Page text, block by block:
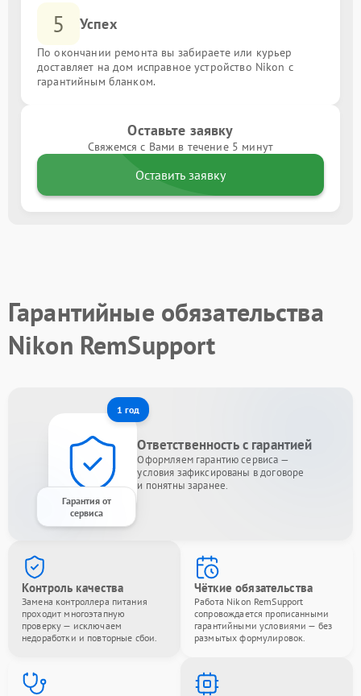
5 Успех
По окончании ремонта вы забираете или курьер
доставляет на дом исправное устройство Nikon с
гарантийным бланком.
Оставьте заявку
Свяжемся с Вами в течение 5 минут
Оставить заявку
Гарантийные обязательства
Nikon RemSupport
1 год
Гарантия от
сервиса
Ответственность с гарантией
Оформляем гарантию сервиса —
условия зафиксированы в договоре
и понятны заранее.
Контроль качества
Замена контроллера питания
проходит многоэтапную
проверку — исключаем
недоработки и повторные сбои.
Чёткие обязательства
Работа Nikon RemSupport
сопровождается прописанными
гарантийными условиями — без
размытых формулировок.